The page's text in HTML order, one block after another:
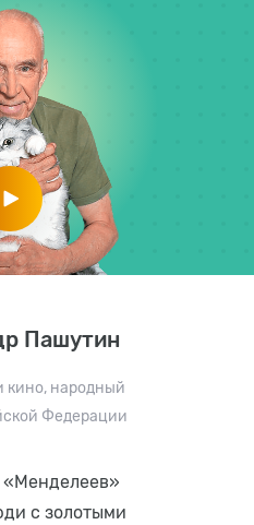
Пашутин
кино, народный
Федерации
с золотыми